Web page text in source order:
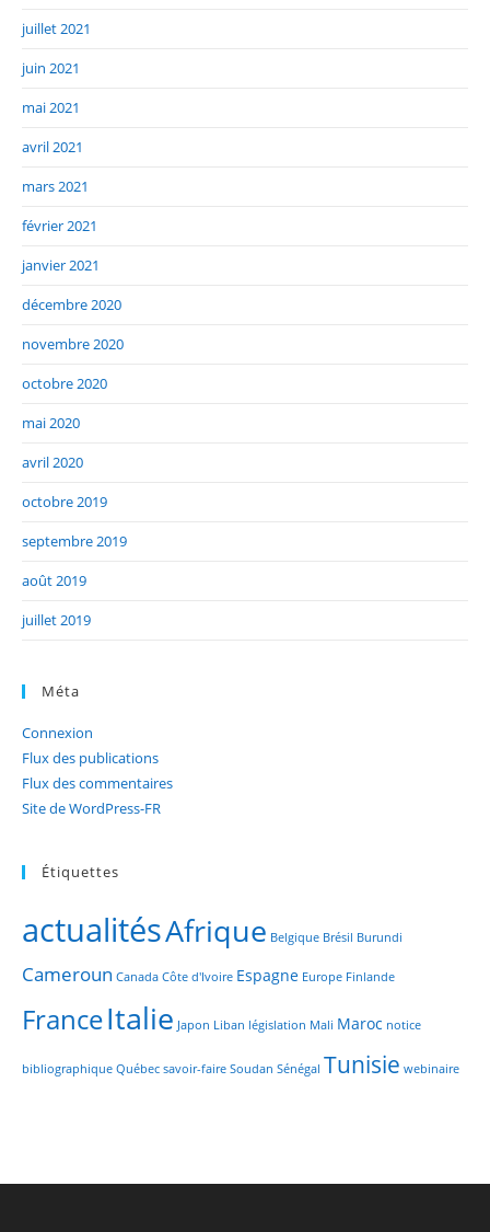
juillet 2021
juin 2021
mai 2021
avril 2021
mars 2021
février 2021
janvier 2021
décembre 2020
novembre 2020
octobre 2020
mai 2020
avril 2020
octobre 2019
septembre 2019
août 2019
juillet 2019
Méta
Connexion
Flux des publications
Flux des commentaires
Site de WordPress-FR
Étiquettes
actualitésAfrique Belgique Brésil Burundi
Cameroun Canada Côte d'Ivoire Espagne Europe Finlande
FranceItalie Japon Liban législation Mali Maroc notice
bibliographique Québec savoir-faire Soudan Sénégal Tunisie webinaire